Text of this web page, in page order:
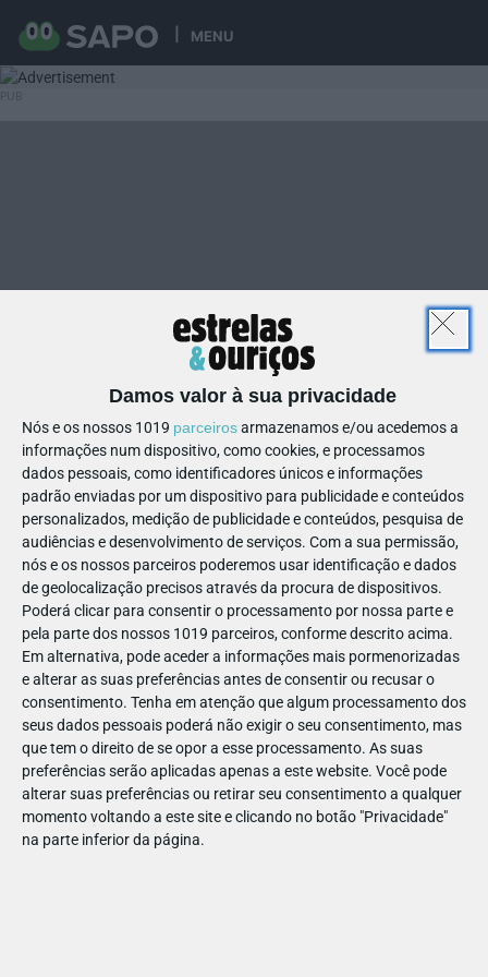
MENU
Damos valor à sua privacidade
Nós e os nossos 1019 parceirosarmazenamos e/ou acedemos a
informações num dispositivo, como cookies, e processamos
dados pessoais, como identificadores únicos e informações
padrão enviadas por um dispositivo para publicidade e conteúdos
personalizados, medição de publicidade e conteúdos, pesquisa de
audiências e desenvolvimento de serviços. Com a sua permissão,
nós e os nossos parceiros poderemos usar identificação e dados
de geolocalização precisos através da procura de dispositivos.
Poderá clicar para consentir o processamento por nossa parte e
pela parte dos nossos 1019 parceiros, conforme descrito acima.
Em alternativa, pode aceder a informações mais pormenorizadas
e alterar as suas preferências antes de consentir ou recusar o
consentimento. Tenha em atenção que algum processamento dos
seus dados pessoais poderá não exigir o seu consentimento, mas
que tem o direito de se opor a esse processamento. As suas
preferências serão aplicadas apenas a este website. Você pode
alterar suas preferências ou retirar seu consentimento a qualquer
momento voltando a este site e clicando no botão "Privacidade"
na parte inferior da página.
10
20655538459887